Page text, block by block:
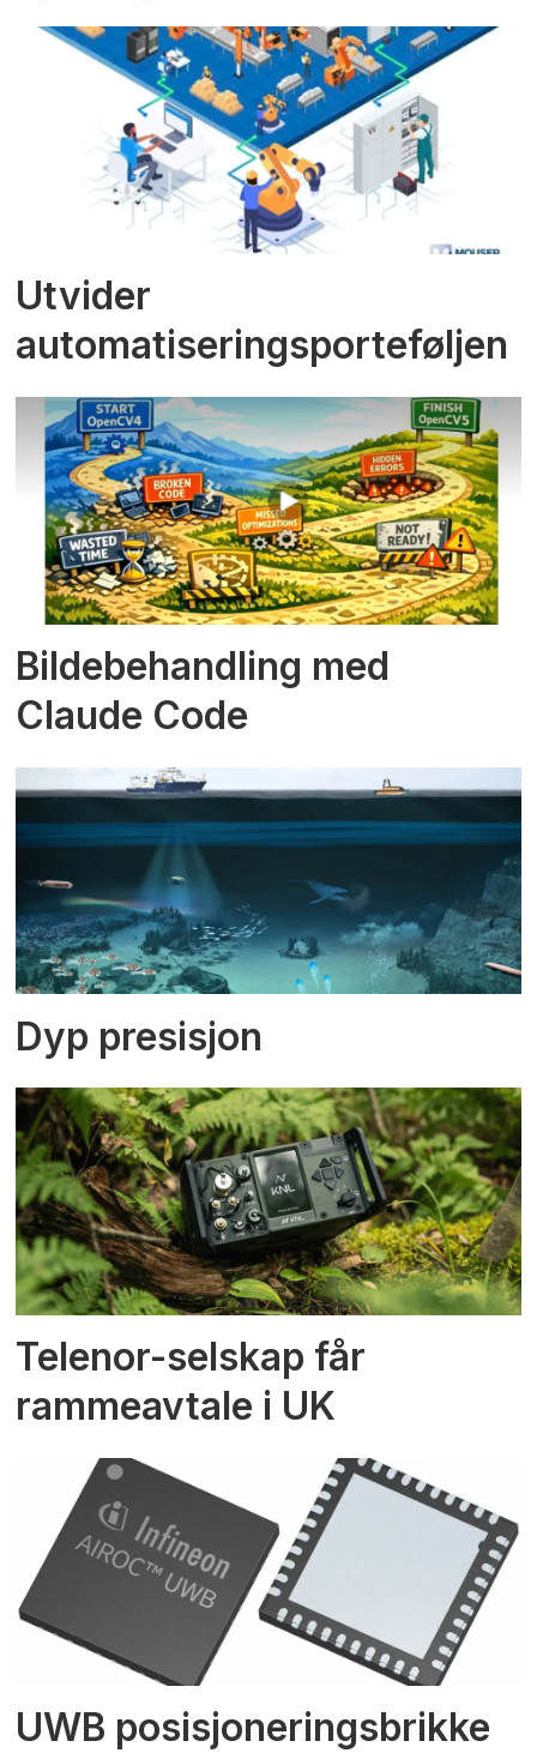
Utvider
automatiseringsporteføljen
Bildebehandling med
Claude Code
Dyp presisjon
Telenor-selskap får
rammeavtale i UK
UWB posisjoneringsbrikke